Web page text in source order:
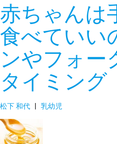
赤ちゃんは
食べていい
ンやフォー
タイミング
松下 和代 | 乳幼児